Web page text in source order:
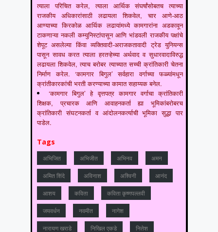
त्याला परिचित करेल, त्याला आर्थिक संघर्षांसोबतच त्याच्या
राजकीय अधिकारांसाठी लढायला शिकवेल, चार आणे-आठ
आण्याच्या किरकोळ आर्थिक लढायांमध्ये कामगारांना अडकावून
टाकणाऱ्या नकली कम्युनिस्टांपासून आणि भांडवली राजकीय पक्षांचे
शेपूट असलेल्या किंवा व्यक्तिवादी-अराजकतावादी ट्रेड युनियन्स
पासून सावध करत त्याला हरतऱ्हेच्या अर्थवाद व सुधारवादाविरुद्ध
लढायला शिकवेल, त्याच बरोबर त्याच्यात सच्ची क्रांतिकारी चेतना
निर्माण करेल. ‘कामगार बिगुल’ सर्वहारा वर्गाच्या फळ्यांमधून
क्रांतीकारकांची भरती करण्याच्या कामात सहाय्यक बनेल.
‘कामगार बिगुल’ हे वृत्तपत्र कामगार वर्गाचा क्रांतिकारी
शिक्षक, प्रचारक आणि आवाहनकर्ता ह्या भूमिकांबरोबरच
क्रांतिकारी संघटनकर्ता व आंदोलनकर्त्याची भूमिका सुद्धा पार
पाडेल.
Tags
अभिजित अभिजीत अभिनव अमन
अमित शिंदे अविनाश अश्विनी आनंद
आशय कविता कविता कृष्णपल्लवी
जयवर्धन नवमीत नागेश
नारायण खराडे निखिल एकडे नितेश